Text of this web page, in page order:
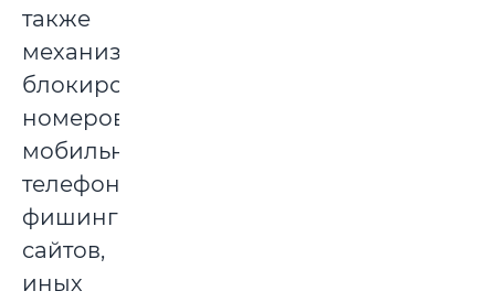
также
механизм
блокирования
номеров
мобильных
телефонов,
фишинговых
сайтов,
иных